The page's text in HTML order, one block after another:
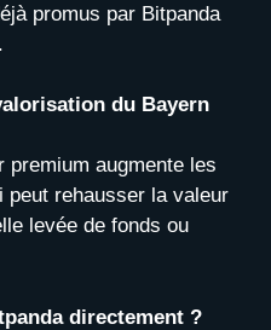
promus par Bitpanda
du Bayern
premium augmente les
peut rehausser la valeur
levée de fonds ou
directement ?